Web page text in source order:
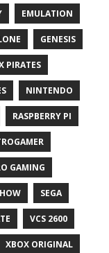
EMULATION
GENESIS
PIRATES
NINTENDO
RASPBERRY PI
GAMING
SEGA
VCS 2600
XBOX ORIGINAL